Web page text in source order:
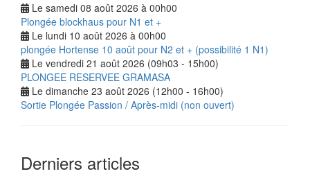
Le samedi 08 août 2026 à 00h00
Plongée blockhaus pour N1 et +
Le lundi 10 août 2026 à 00h00
plongée Hortense 10 août pour N2 et + (possibilité 1 N1)
Le vendredi 21 août 2026 (09h03 - 15h00)
PLONGEE RESERVEE GRAMASA
Le dimanche 23 août 2026 (12h00 - 16h00)
Sortie Plongée Passion / Après-midi (non ouvert)
Derniers articles